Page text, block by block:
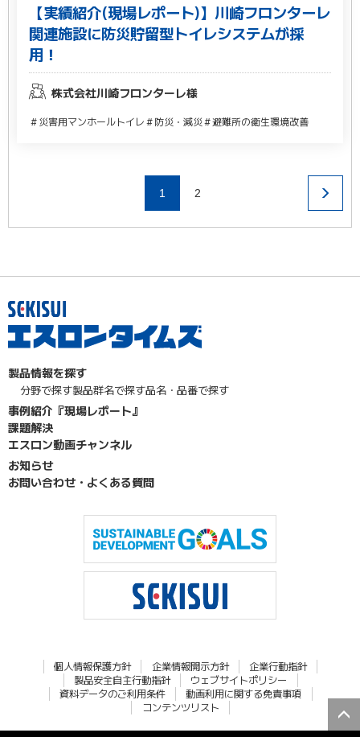
【実績紹介(現場レポート)】川崎フロンターレ
関連施設に防災貯留型トイレシステムが採
用！
株式会社川崎フロンターレ様
＃災害用マンホールトイレ＃防災・減災＃避難所の衛生環境改善
1 2
製品情報を探す
分野で探す製品群名で探す品名・品番で探す
事例紹介『現場レポート』
課題解決
エスロン動画チャンネル
お知らせ
お問い合わせ・よくある質問
個人情報保護方針 企業情報開示方針
企業行動指針
製品安全自主行動指針
ウェブサイトポリシー
資料データのご利用条件
動画利用に関する免責事項
コンテンツリスト